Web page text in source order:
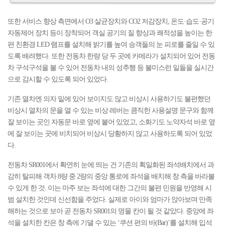
또한 서비스 향상 측면에서 O3 살균장치와 CO2 저감장치, 온도·습도·공기
자동제어 장치 등이 장착되어 객실 공기의 질 향상과 쾌적성을 높이는 한
편 친환경 LED 램프를 설치해 밝기를 높여 승객들의 눈 피로를 줄일 수 있
도록 배려했다. 또한 전동차 한량 당 두 곳에 카메라가 설치되어 있어 전동
차 구석구석을 볼 수 있어 전동차 내의 성추행 등 불미스런 일들을 실시간
으로 감시할 수 있도록 되어 있었다.
기존 열차엔 의자 밑에 있어 보이지도 않고 비상시 사용하기도 불편했던
비상시 열차의 문을 열 수 있는 비상 레버는 큼직한 사용설명 문구와 함께
잘 보이는 곳인 자동문 바로 옆에 붙어 있었고, 소화기도 노약자석 바로 옆
에 잘 보이는 곳에 비치되어 비상시 당황하지 않고 사용하도록 되어 있었
다.
전동차 SR001에서 확연히 눈에 띄는 건 기존의 획일화된 좌석배치에서 과
감히 탈피해 객차 8량 중 2량의 중앙 통로에 좌석을 배치해 창 측을 바라볼
수 있게 한 것. 이는 마주 보는 좌석에 대한 그간의 불편 민원을 반영해 시
범 설치한 것인데 신선함을 주었다. 실제로 아이와 엄마가 앉아보며 만족
해하는 것으로 보아 곧 전동차 SR001의 명물 칸이 될 것 같았다. 중앙에 좌
석을 설치한 칸은 창 측에 기댈 수 있는 ‘쿠션 편의 바(Bar)’를 설치해 입석